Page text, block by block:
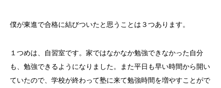
僕が東進で合格に結びついたと思うことは３つあります。
１つめは、自習室です。家ではなかなか勉強できなかった自分
も、勉強できるようになりました。また平日も早い時間から開い
ていたので、学校が終わって塾に来て勉強時間を増やすことがで